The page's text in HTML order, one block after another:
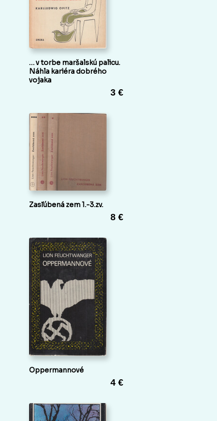
… v torbe maršalskú palicu.
Náhla kariéra dobrého
vojaka
3 €
Zasľúbená zem 1.-3.zv.
8 €
Oppermannové
4 €